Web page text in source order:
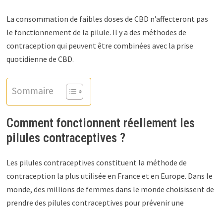
La consommation de faibles doses de CBD n’affecteront pas
le fonctionnement de la pilule. Il y a des méthodes de
contraception qui peuvent être combinées avec la prise
quotidienne de CBD.
Sommaire
Comment fonctionnent réellement les
pilules contraceptives ?
Les pilules contraceptives constituent la méthode de
contraception la plus utilisée en France et en Europe. Dans le
monde, des millions de femmes dans le monde choisissent de
prendre des pilules contraceptives pour prévenir une